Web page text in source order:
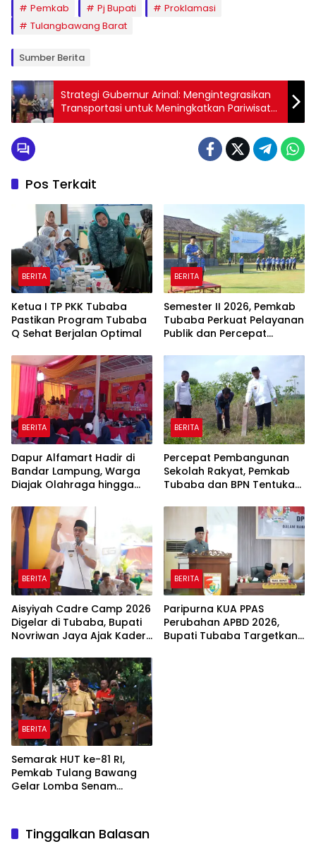
Pemkab Pj Bupati
Proklamasi
Tulangbawang Barat
Sumber Berita
Strategi Gubernur Arinal: Mengintegrasikan
Transportasi untuk Meningkatkan Pariwisata
Lampung
Pos Terkait
BERITA
Ketua I TP PKK Tubaba
Pastikan Program Tubaba
Q Sehat Berjalan Optimal
BERITA
Semester II 2026, Pemkab
Tubaba Perkuat Pelayanan
Publik dan Percepat
BERITA
Dapur Alfamart Hadir di
Bandar Lampung, Warga
Diajak Olahraga hingga
BERITA
Percepat Pembangunan
Sekolah Rakyat, Pemkab
Tubaba dan BPN Tentukan
BERITA
Aisyiyah Cadre Camp 2026
Digelar di Tubaba, Bupati
Novriwan Jaya Ajak Kader
Pembangunan
BERITA
Paripurna KUA PPAS
Perubahan APBD 2026,
Bupati Tubaba Targetkan
BERITA
Semarak HUT ke-81 RI,
Pemkab Tulang Bawang
Gelar Lomba Senam
Tinggalkan Balasan